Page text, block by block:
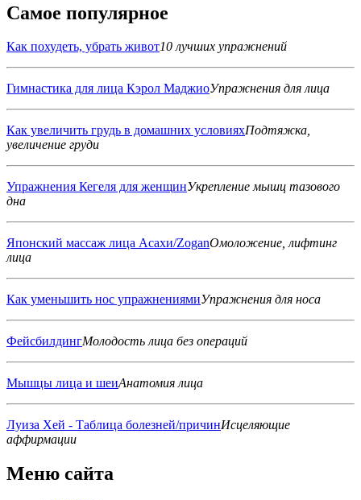
Самое популярное
Как похудеть, убрать живот10 лучших упражнений
Гимнастика для лица Кэрол МаджиоУпражнения для лица
Как увеличить грудь в домашних условияхПодтяжка,
увеличение груди
Упражнения Кегеля для женщинУкрепление мышц тазового
дна
Японский массаж лица Асахи/ZoganОмоложение, лифтинг
лица
Как уменьшить нос упражнениямиУпражнения для носа
ФейсбилдингМолодость лица без операций
Мышцы лица и шеиАнатомия лица
Луиза Хей - Таблица болезней/причинИсцеляющие
аффирмации
Меню сайта